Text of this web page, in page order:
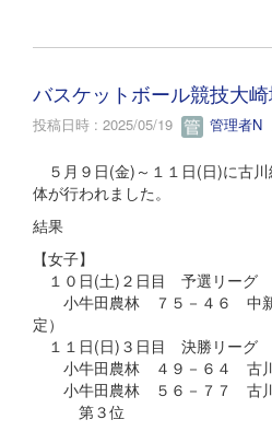
バスケットボール競技大
投稿日時 : 2025/05/19 管理者N
５月９日(金)～１１日(日)に古
体が行われました。
結果
【女子】
１０日(土)２日目 予選リーグ
小牛田農林 ７５－４６ 中
定）
１１日(日)３日目 決勝リーグ
小牛田農林 ４９－６４ 古川
小牛田農林 ５６－７７ 古
第３位